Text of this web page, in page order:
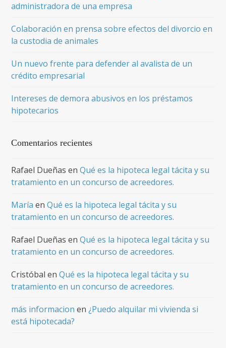
administradora de una empresa
Colaboración en prensa sobre efectos del divorcio en
la custodia de animales
Un nuevo frente para defender al avalista de un
crédito empresarial
Intereses de demora abusivos en los préstamos
hipotecarios
Comentarios recientes
Rafael Dueñas enQué es la hipoteca legal tácita y su
tratamiento en un concurso de acreedores.
María enQué es la hipoteca legal tácita y su
tratamiento en un concurso de acreedores.
Rafael Dueñas enQué es la hipoteca legal tácita y su
tratamiento en un concurso de acreedores.
Cristóbal enQué es la hipoteca legal tácita y su
tratamiento en un concurso de acreedores.
más informacion en¿Puedo alquilar mi vivienda si
está hipotecada?